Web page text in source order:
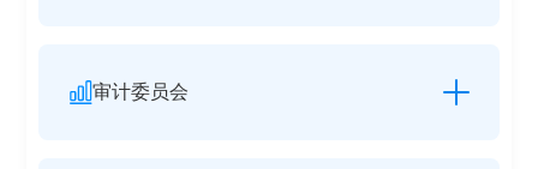
审计委员会